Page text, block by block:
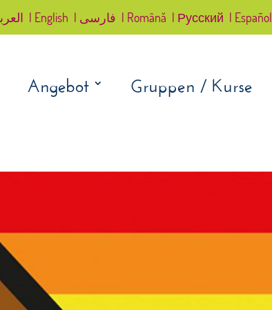
| English | فارسی | Română | Русский | Español
Angebot Gruppen / Kurse